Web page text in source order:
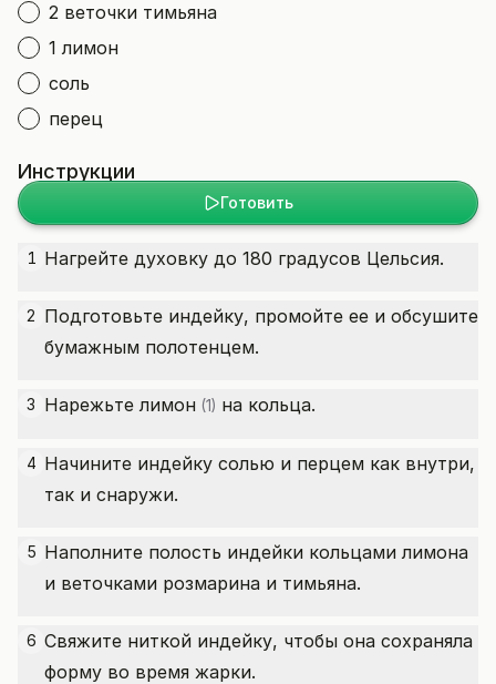
2 веточки тимьяна
1 лимон
соль
перец
Инструкции
Готовить
1 Нагрейте духовку до 180 градусов Цельсия.
2 Подготовьте индейку, промойте ее и обсушите
бумажным полотенцем.
3 Нарежьтелимон (1) на кольца.
4 Начините индейку солью и перцем как внутри,
так и снаружи.
5 Наполните полость индейки кольцами лимона
и веточками розмарина и тимьяна.
6 Свяжите ниткой индейку, чтобы она сохраняла
форму во время жарки.